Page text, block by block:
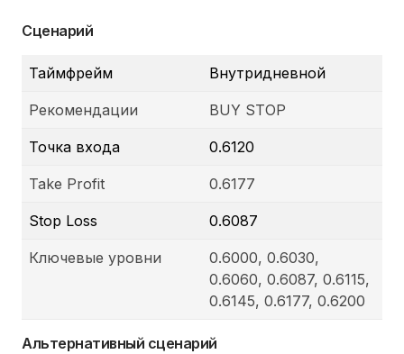
Сценарий
Таймфрейм Внутридневной
Рекомендации BUY STOP
Точка входа 0.6120
Take Profit 0.6177
Stop Loss 0.6087
Ключевые уровни
0.6000, 0.6030,
0.6060, 0.6087, 0.6115,
0.6145, 0.6177, 0.6200
Альтернативный сценарий